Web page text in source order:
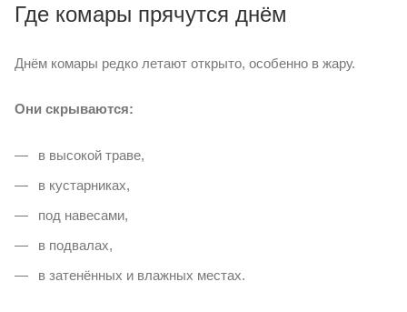
Где комары прячутся днём
Днём комары редко летают открыто, особенно в жару.
Они скрываются:
в высокой траве,
в кустарниках,
под навесами,
в подвалах,
в затенённых и влажных местах.